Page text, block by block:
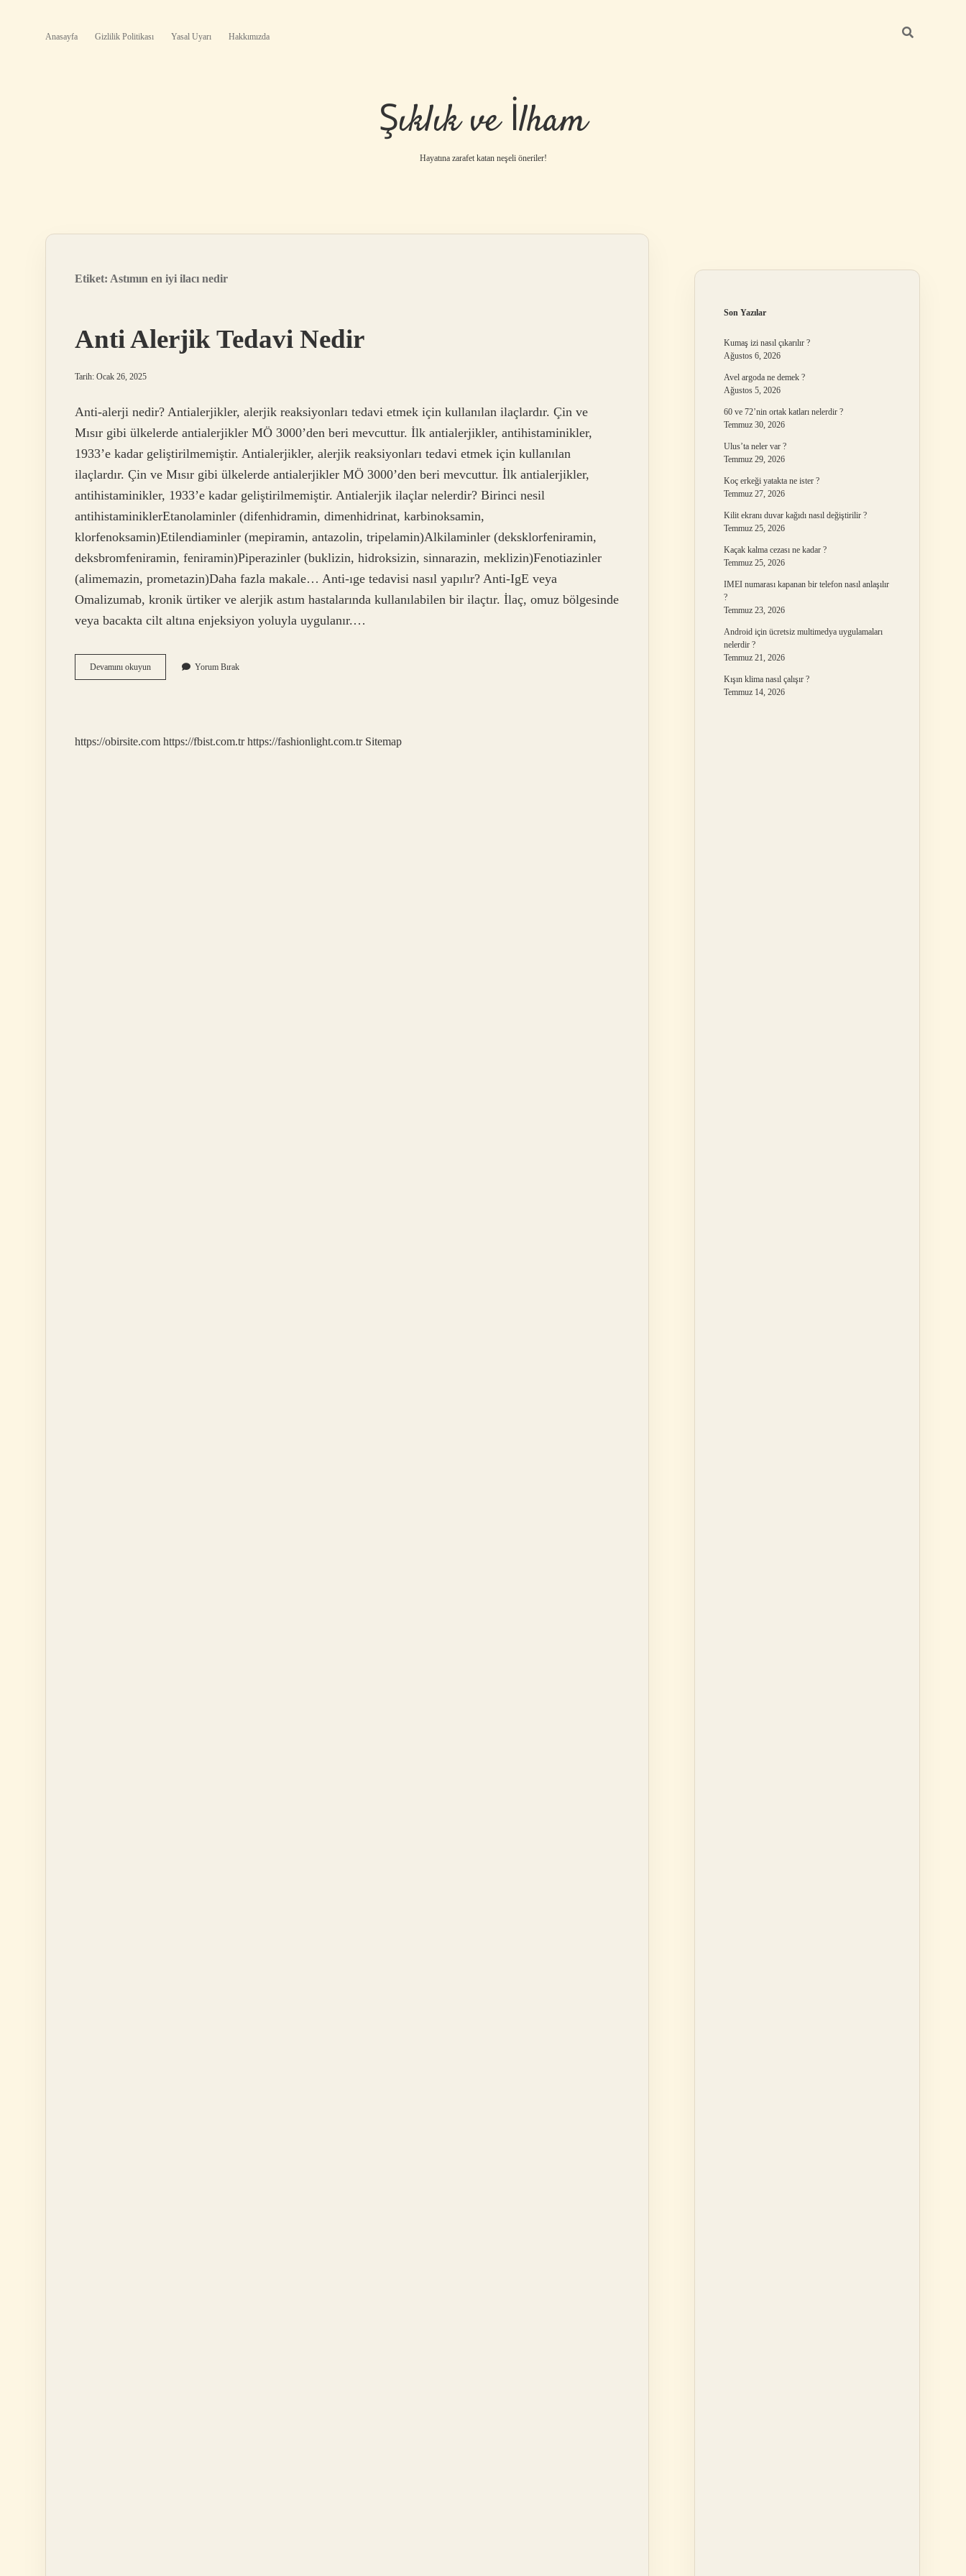
Anasayfa Gizlilik Politikası Yasal Uyarı Hakkımızda
Şıklık ve İlham
Hayatına zarafet katan neşeli öneriler!
Etiket: Astımın en iyi ilacı nedir
Anti Alerjik Tedavi Nedir
Tarih: Ocak 26, 2025
Anti-alerji nedir? Antialerjikler, alerjik reaksiyonları tedavi etmek için kullanılan ilaçlardır. Çin ve
Mısır gibi ülkelerde antialerjikler MÖ 3000’den beri mevcuttur. İlk antialerjikler, antihistaminikler,
1933’e kadar geliştirilmemiştir. Antialerjikler, alerjik reaksiyonları tedavi etmek için kullanılan
ilaçlardır. Çin ve Mısır gibi ülkelerde antialerjikler MÖ 3000’den beri mevcuttur. İlk antialerjikler,
antihistaminikler, 1933’e kadar geliştirilmemiştir. Antialerjik ilaçlar nelerdir? Birinci nesil
antihistaminiklerEtanolaminler (difenhidramin, dimenhidrinat, karbinoksamin,
klorfenoksamin)Etilendiaminler (mepiramin, antazolin, tripelamin)Alkilaminler (deksklorfeniramin,
deksbromfeniramin, feniramin)Piperazinler (buklizin, hidroksizin, sinnarazin, meklizin)Fenotiazinler
(alimemazin, prometazin)Daha fazla makale… Anti-ıge tedavisi nasıl yapılır? Anti-IgE veya
Omalizumab, kronik ürtiker ve alerjik astım hastalarında kullanılabilen bir ilaçtır. İlaç, omuz bölgesinde
veya bacakta cilt altına enjeksiyon yoluyla uygulanır.…
Devamını okuyunAnti
Alerjik
Yorum Bırak
https://obirsite.com https://fbist.com.tr https://fashionlight.com.tr Sitemap
Son Yazılar
Kumaş izi nasıl çıkarılır ?
Ağustos 6, 2026
Avel argoda ne demek ?
Ağustos 5, 2026
60 ve 72’nin ortak katları nelerdir ?
Temmuz 30, 2026
Ulus’ta neler var ?
Temmuz 29, 2026
Koç erkeği yatakta ne ister ?
Temmuz 27, 2026
Kilit ekranı duvar kağıdı nasıl değiştirilir ?
Temmuz 25, 2026
Kaçak kalma cezası ne kadar ?
Temmuz 25, 2026
IMEI numarası kapanan bir telefon nasıl anlaşılır
?
Temmuz 23, 2026
Android için ücretsiz multimedya uygulamaları
nelerdir ?
Temmuz 21, 2026
Kışın klima nasıl çalışır ?
Temmuz 14, 2026